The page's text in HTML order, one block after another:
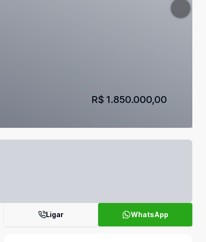
R$ 1.850.000,00
Ligar WhatsApp